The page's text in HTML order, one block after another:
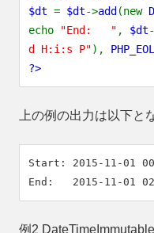
$dt = $dt->add (new
echo
"End: " , $dt
d H:i:s P"), PHP_EOL
?>
上の例の出力は以下と
Start: 2015-11-01
例2